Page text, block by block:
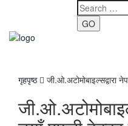
GO
गृहपृष्ठ जी.ओ.अटोमोबाइल्सद्वारा